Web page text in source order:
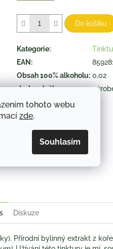
tohoto webu
zde.
Souhlasím
z
hvězdiček.
Do košíku
Kategorie:
EAN:
Obsah 100% alkoholu: 0,02
druh položky:
TwitterFacebook
Diskuze
Přírodní bylinný extrakt z